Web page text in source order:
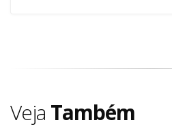
Veja Também